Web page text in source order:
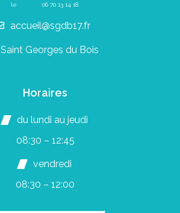
le 06 70 13 14 18.
accueil@sgdb17.fr
Saint Georges du Bois
Horaires
du lundi au jeudi
08:30 – 12:45
vendredi
08:30 – 12:00